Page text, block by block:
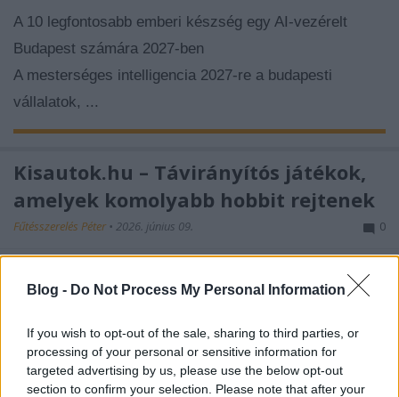
Blog - Do Not Process My Personal Information
If you wish to opt-out of the sale, sharing to third parties, or
processing of your personal or sensitive information for
targeted advertising by us, please use the below opt-out
section to confirm your selection. Please note that after your
A 10 legfontosabb emberi készség egy AI-vezérelt
Budapest számára 2027-ben
A mesterséges intelligencia 2027-re a budapesti
vállalatok, ...
Kisautok.hu – Távirányítós játékok,
amelyek komolyabb hobbit rejtenek
Fűtésszerelés Péter • 2026. június 09. 0
komolyabb hobbit rejtenek
Kisautok.hu – Távirányítós játékok, amelyek
komolyabb ...